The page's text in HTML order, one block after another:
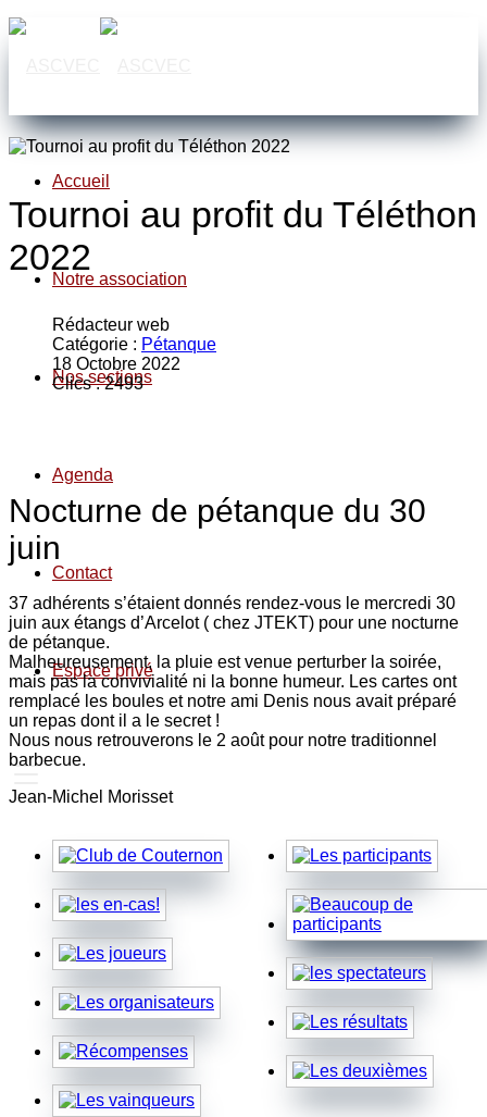
Accueil
Notre association
Nos sections
Agenda
Contact
Espace privé
Tournoi au profit du Téléthon
2022
Rédacteur web
Catégorie : Pétanque
18 Octobre 2022
Clics : 2493
Nocturne de pétanque du 30
juin
37 adhérents s’étaient donnés rendez-vous le mercredi 30
juin aux étangs d’Arcelot ( chez JTEKT) pour une nocturne
de pétanque.
Malheureusement, la pluie est venue perturber la soirée,
mais pas la convivialité ni la bonne humeur. Les cartes ont
remplacé les boules et notre ami Denis nous avait préparé
un repas dont il a le secret !
Nous nous retrouverons le 2 août pour notre traditionnel
barbecue.
Jean-Michel Morisset